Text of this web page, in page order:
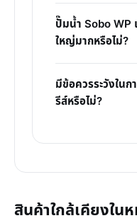
ปั๊มน้ำ Sobo WP
ใหญ่มากหรือไม่?
มีข้อควรระวังใน
รีส์หรือไม่?
สินค้าใกล้เคียงใ